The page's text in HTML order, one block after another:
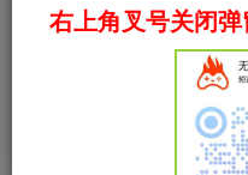
0:00/01:27
伊始之地/Terra Nil
右上角叉号关闭